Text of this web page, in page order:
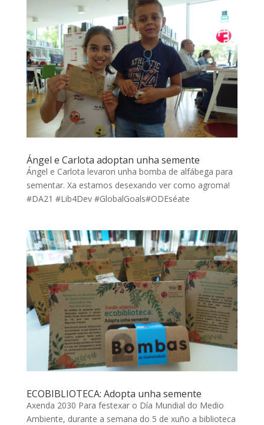
Ángel e Carlota adoptan unha semente
Ángel e Carlota levaron unha bomba de alfábega para
sementar. Xa estamos desexando ver como agroma!
#DA21 #Lib4Dev #GlobalGoals#ODEséate
ECOBIBLIOTECA: Adopta unha semente
Axenda 2030 Para festexar o Día Mundial do Medio
Ambiente, durante a semana do 5 de xuño a biblioteca